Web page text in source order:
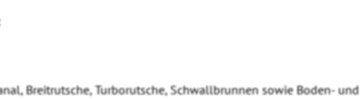
Breitrutsche, Turborutsche, Schwallbrunnen sowie Boden- und